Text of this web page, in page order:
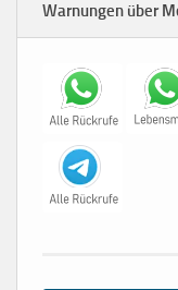
Warnungen über